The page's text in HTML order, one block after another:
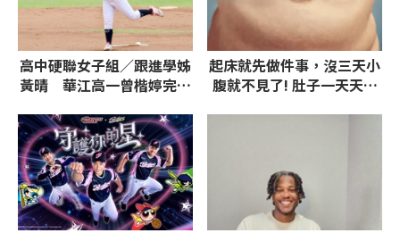
高中硬聯女子組／跟進學姊
黃晴 華江高一曾楷婷完投
起床就先做件事，沒三天小
腹就不見了! 肚子一天天變